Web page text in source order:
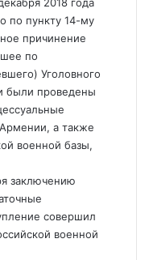
по пункту 14-му
причинение
по
Уголовного
были проведены
а также
военной базы,
заключению
совершил
военной